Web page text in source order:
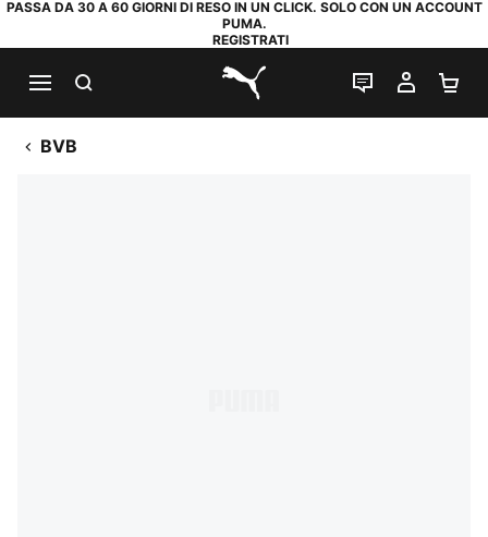
PASSA DA 30 A 60 GIORNI DI RESO IN UN CLICK. SOLO CON UN ACCOUNT
PUMA.
REGISTRATI
PUMA.com
CHAT IL MIO
BVB